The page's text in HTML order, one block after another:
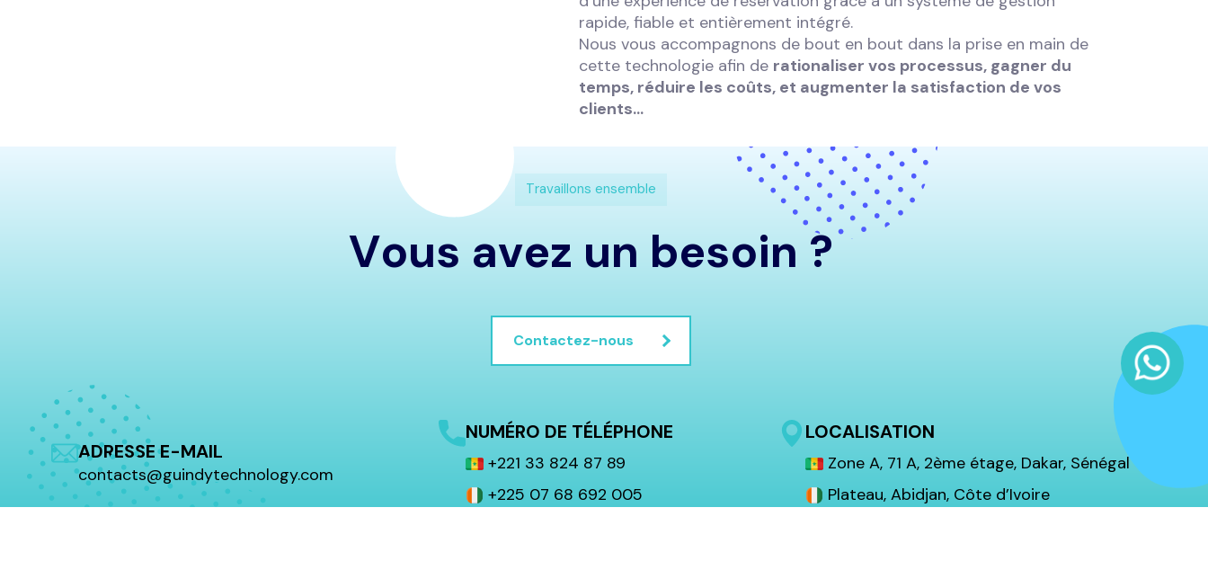
rapide, fiable et entièrement intégré.
Nous vous accompagnons de bout en bout dans la prise en main de
cette technologie afin de rationaliser vos processus, gagner du
temps, réduire les coûts, et augmenter la satisfaction de vos
clients…
Travaillons ensemble
Vous avez un besoin ?
Contactez-nous
ADRESSE E-MAIL
contacts@guindytechnology.com
NUMÉRO DE TÉLÉPHONE
+221 33 824 87 89
+225 07 68 692 005
LOCALISATION
Zone A, 71 A, 2ème étage, Dakar, Sénégal
Plateau, Abidjan, Côte d’Ivoire